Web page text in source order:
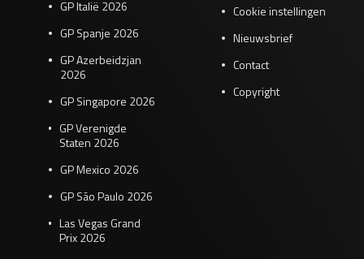
GP Italië 2026
GP Spanje 2026
GP Azerbeidzjan
2026
GP Singapore 2026
GP Verenigde
Staten 2026
GP Mexico 2026
GP São Paulo 2026
Las Vegas Grand
Prix 2026
Cookie instellingen
Nieuwsbrief
Contact
Copyright